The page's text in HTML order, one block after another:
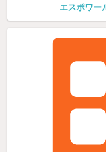
エスポワー